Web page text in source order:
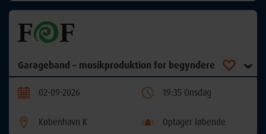
Garageband – musikproduktion for begyndere
02-09-2026 19:35 Onsdag
København K Optager løbende